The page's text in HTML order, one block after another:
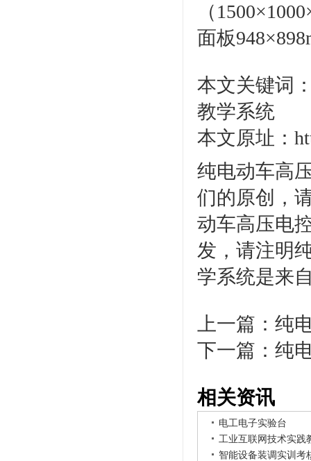
（
面板
本文关键词
教学系统
本文原址：
纯电动车高
们的原创，
动车高压电
发，请注明
学系统是来
上一篇： 纯
下一篇： 纯
相关资讯
电工电子实验台
工业互联网技术实践
智能设备装调实训考